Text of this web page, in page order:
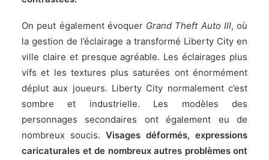
On peut également évoquerGrand Theft Auto III, où
la gestion de l’éclairage a transformé Liberty City en
ville claire et presque agréable. Les éclairages plus
vifs et les textures plus saturées ont énormément
déplut aux joueurs. Liberty City normalement c’est
sombre et industrielle. Les modèles des
personnages secondaires ont également eu de
nombreux soucis. Visages déformés, expressions
caricaturales et de nombreux autres problèmes ont